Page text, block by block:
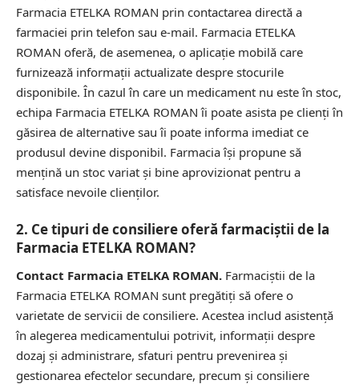
Farmacia ETELKA ROMAN prin contactarea directă a
farmaciei prin telefon sau e-mail. Farmacia ETELKA
ROMAN oferă, de asemenea, o aplicație mobilă care
furnizează informații actualizate despre stocurile
disponibile. În cazul în care un medicament nu este în stoc,
echipa Farmacia ETELKA ROMAN îi poate asista pe clienți în
găsirea de alternative sau îi poate informa imediat ce
produsul devine disponibil. Farmacia își propune să
mențină un stoc variat și bine aprovizionat pentru a
satisface nevoile clienților.
2. Ce tipuri de consiliere oferă farmaciștii de la
Farmacia ETELKA ROMAN?
Contact Farmacia ETELKA ROMAN. Farmaciștii de la
Farmacia ETELKA ROMAN sunt pregătiți să ofere o
varietate de servicii de consiliere. Acestea includ asistență
în alegerea medicamentului potrivit, informații despre
dozaj și administrare, sfaturi pentru prevenirea și
gestionarea efectelor secundare, precum și consiliere